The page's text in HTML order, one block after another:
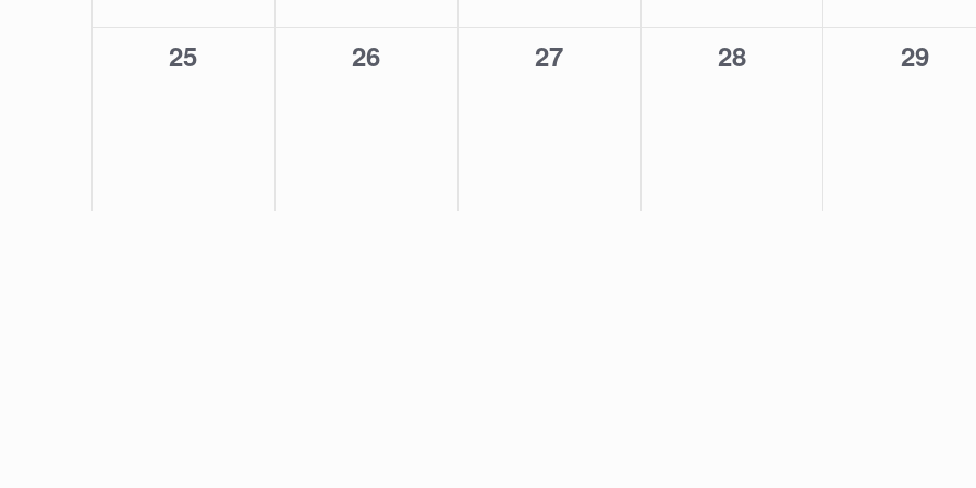
0
25
0
26
0
27
0
28
0
29